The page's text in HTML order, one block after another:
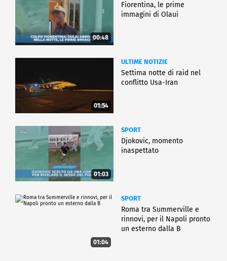
00:48
Fiorentina, le prime
immagini di Olaui
01:54
ULTIME NOTIZIE
Settima notte di raid nel
conflitto Usa-Iran
01:03
SPORT
Djokovic, momento
inaspettato
01:04
SPORT
Roma tra Summerville e
rinnovi, per il Napoli pronto
un esterno dalla B